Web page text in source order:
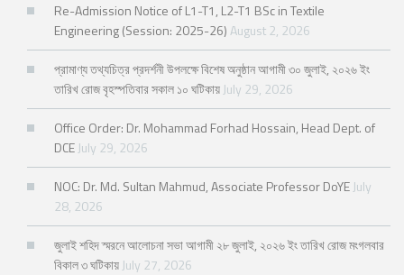
Re-Admission Notice of L1-T1, L2-T1 BSc in Textile
Engineering (Session: 2025-26)August 2, 2026
প্রামাণ্য তথ্যচিত্র প্রদর্শনী উপলক্ষে বিশেষ অনুষ্ঠান আগামী ৩০ জুলাই, ২০২৬ ইং
তারিখ রোজ বৃহস্পতিবার সকাল ১০ ঘটিকায় July 29, 2026
Office Order: Dr. Mohammad Forhad Hossain, Head Dept. of
DCE July 29, 2026
NOC: Dr. Md. Sultan Mahmud, Associate Professor DoYE July
28, 2026
জুলাই শহিদ স্মরনে আলোচনা সভা আগামী ২৮ জুলাই, ২০২৬ ইং তারিখ রোজ মংগলবার
বিকাল ৩ ঘটিকায় July 27, 2026